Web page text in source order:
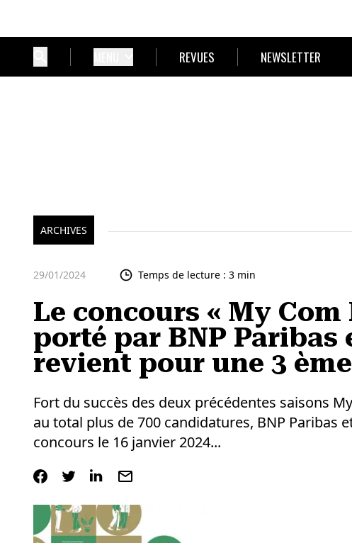
REVUES NEWSLETTER
ARCHIVES
29/01/2024 Temps de lecture : 3 min
Le concours « My Com
porté par BNP Paribas
revient pour une 3
Fort du succès des deux précédentes saisons
au total plus de 700 candidatures, BNP Paribas
concours le 16 janvier 2024...